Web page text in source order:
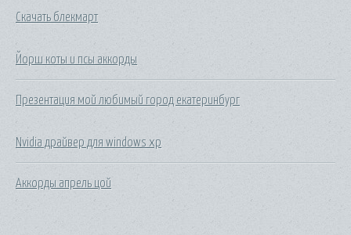
Скачать блекмарт
Йорш коты и псы аккорды
Презентация мой любимый город екатеринбург
Nvidia драйвер для windows xp
Аккорды апрель цой